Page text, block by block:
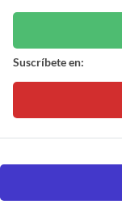
Suscríbete en: